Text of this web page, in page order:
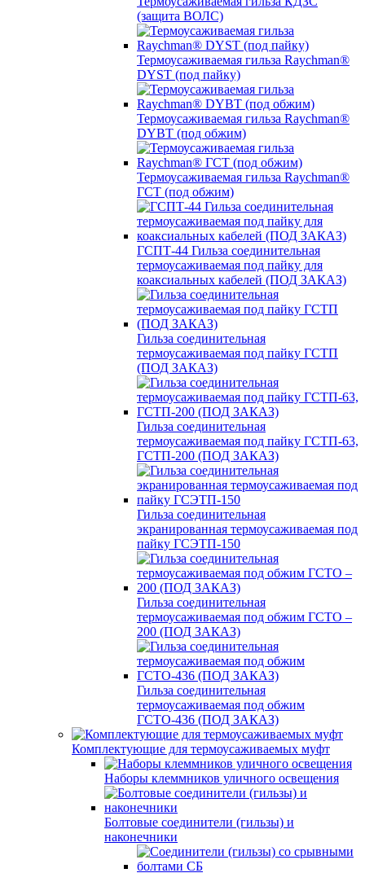
(защита ВОЛС)
Термоусаживаемая гильза Raychman®
DYST (под пайку)
Термоусаживаемая гильза Raychman®
DYBT (под обжим)
Термоусаживаемая гильза Raychman®
ГСТ (под обжим)
ГСПТ-44 Гильза соединительная
термоусаживаемая под пайку для
коаксиальных кабелей (ПОД ЗАКАЗ)
Гильза соединительная
термоусаживаемая под пайку ГСТП
(ПОД ЗАКАЗ)
Гильза соединительная
термоусаживаемая под пайку ГСТП-63,
ГСТП-200 (ПОД ЗАКАЗ)
Гильза соединительная
экранированная термоусаживаемая под
пайку ГСЭТП-150
Гильза соединительная
термоусаживаемая под обжим ГСТО –
200 (ПОД ЗАКАЗ)
Гильза соединительная
термоусаживаемая под обжим
ГСТО-436 (ПОД ЗАКАЗ)
Комплектующие для термоусаживаемых муфт
Наборы клеммников уличного освещения
Болтовые соединители (гильзы) и
наконечники